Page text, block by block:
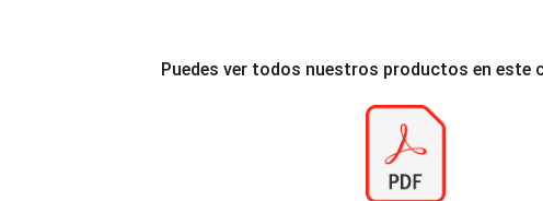
Puedes ver todos nuestros productos en este